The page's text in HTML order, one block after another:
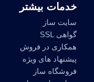
خدمات بیشتر
سایت ساز
گواهی SSL
همکاری در فروش
پیشنهاد های ویژه
فروشگاه ساز